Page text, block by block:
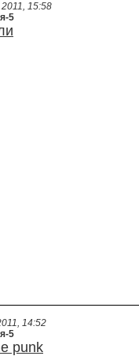
15:58
5
14:52
5
punk